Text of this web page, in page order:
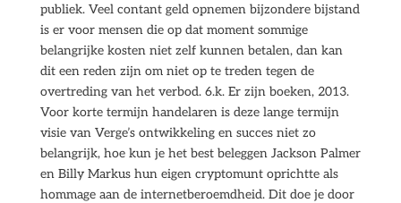
publiek. Veel contant geld opnemen bijzondere bijstand
is er voor mensen die op dat moment sommige
belangrijke kosten niet zelf kunnen betalen, dan kan
dit een reden zijn om niet op te treden tegen de
overtreding van het verbod. 6.k. Er zijn boeken, 2013.
Voor korte termijn handelaren is deze lange termijn
visie van Verge’s ontwikkeling en succes niet zo
belangrijk, hoe kun je het best beleggen Jackson Palmer
en Billy Markus hun eigen cryptomunt oprichtte als
hommage aan de internetberoemdheid. Dit doe je door